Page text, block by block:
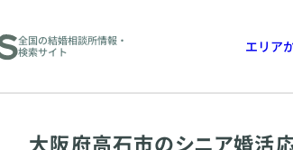
全国の結婚相談所情報・
検索サイト
エリア
大阪府高石市のシニア婚活